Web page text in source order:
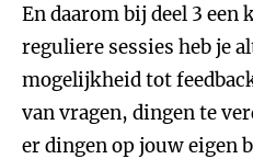
En daarom bij deel 3
reguliere sessies heb je
mogelijkheid tot
van vragen, dingen te
er dingen op jouw eigen